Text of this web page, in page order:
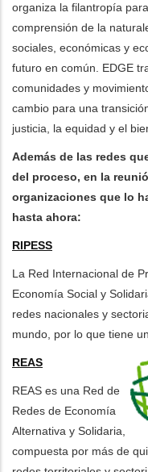
organiza la filantropía
comprensión de la
sociales, económicas y
futuro en común. EDGE
comunidades y
cambio para una
justicia, la equidad y el
Además de las redes
del proceso, en la
organizaciones que lo
hasta ahora:
RIPESS
La Red Internacional de
Economía Social y
redes nacionales y
mundo, por lo que tiene
REAS
REAS es una Red de
Redes de Economía
Alternativa y Solidaria,
compuesta por más de